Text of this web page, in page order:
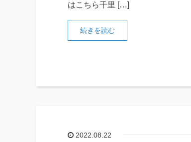
はこちら千里 […]
続きを読む
2022.08.22